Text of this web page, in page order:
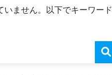
いません。以下でキーワー